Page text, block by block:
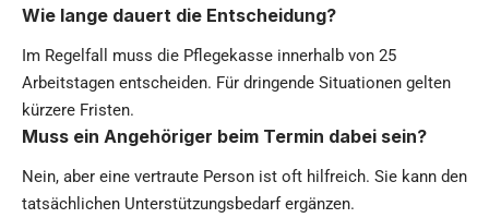
Wie lange dauert die Entscheidung?
Im Regelfall muss die Pflegekasse innerhalb von 25
Arbeitstagen entscheiden. Für dringende Situationen gelten
kürzere Fristen.
Muss ein Angehöriger beim Termin dabei sein?
Nein, aber eine vertraute Person ist oft hilfreich. Sie kann den
tatsächlichen Unterstützungsbedarf ergänzen.